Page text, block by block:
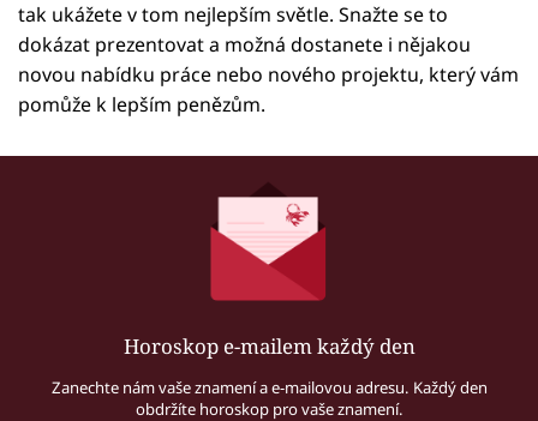
tak ukážete v tom nejlepším světle. Snažte se to
dokázat prezentovat a možná dostanete i nějakou
novou nabídku práce nebo nového projektu, který vám
pomůže k lepším penězům.
Horoskop e-mailem každý den
Zanechte nám vaše znamení a e-mailovou adresu. Každý den
obdržíte horoskop pro vaše znamení.